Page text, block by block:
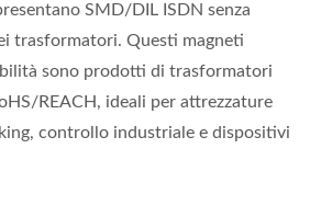
SMD/DIL ISDN senza
trasformatori. Questi magneti
sono prodotti di trasformatori
REACH, ideali per attrezzature
controllo industriale e dispositivi